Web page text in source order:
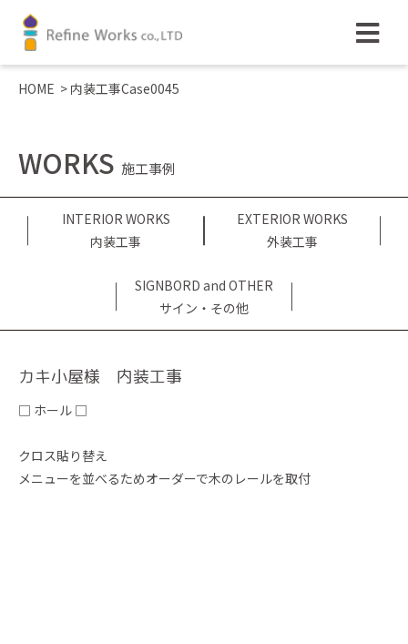
HOME > 内装工事Case0045
WORKS 施工事例
INTERIOR WORKS
内装工事
EXTERIOR WORKS
外装工事
SIGNBORD and OTHER
サイン・その他
カキ小屋様 内装工事
□ ホール □
クロス貼り替え
メニューを並べるためオーダーで木のレールを取付